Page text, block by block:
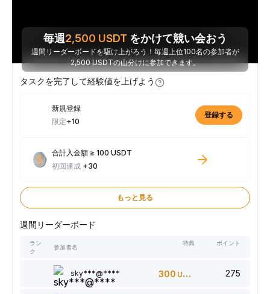
毎週2,500 USDT をかけて競い会おう
週間リーダーボードを駆け上がろう！毎週上位100名の参加者が
2,500 USDTの山分けに参加できます。
タスクを完了して経験値を上げよう
新規登録
限定+10
登録する
合計入金額 ≥ 100 USDT
初回達成 +30
もっと見る
週間リーダーボード
ラン
ク
参加者名
特典 ポイント
sky***@**** 300 USDT 275